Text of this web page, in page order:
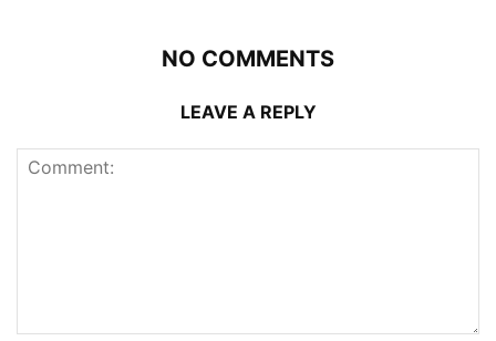
NO COMMENTS
LEAVE A REPLY